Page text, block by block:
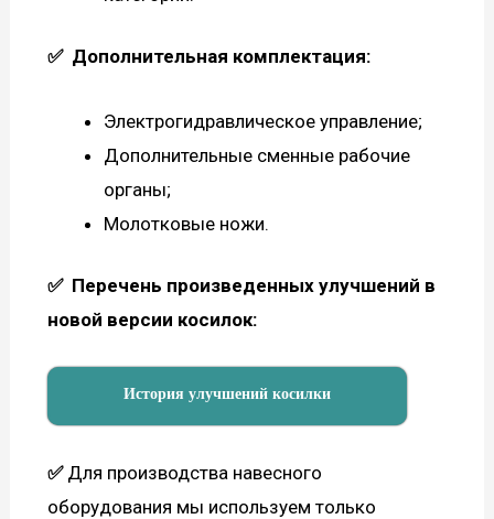
✅ Дополнительная комплектация:
Электрогидравлическое управление;
Дополнительные сменные рабочие
органы;
Молотковые ножи.
✅Перечень произведенных улучшений в
новой версии косилок:
История улучшений косилки
✅ Для производства навесного
оборудования мы используем только